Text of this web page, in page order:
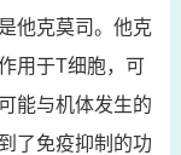
他克莫司。他克
用于T细胞，可
能与机体发生的
了免疫抑制的功